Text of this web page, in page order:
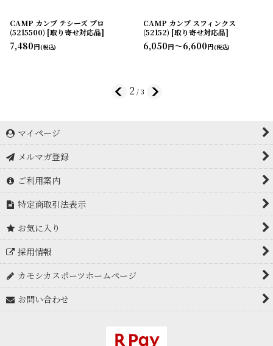
CAMP カンプ テシーズ プロ
(5215500) [取り寄せ対応品]
7,480円(税込)
CAMP カンプ スフィンクス
(52152) [取り寄せ対応品]
6,050円～6,600円(税込)
2 / 3
マイページ
メルマガ登録
ご利用案内
特定商取引法表示
お気に入り
採用情報
カモシカスポーツホームページ
お問い合わせ